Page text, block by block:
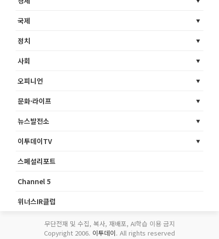
국제
정치
사회
오피니언
문화·라이프
뉴스발전소
이투데이TV
스페셜리포트
Channel 5
위너스IR클럽
무단전재 및 수집, 복사, 재배포, AI학습 이용 금지
Copyright 2006. 이투데이. All rights reserved